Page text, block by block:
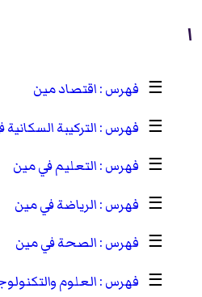
ا
☰
اقتصاد مين
☰
التركيبة
☰
التعليم في مين
☰
الرياضة في مين
☰
الصحة في مين
☰
العلوم